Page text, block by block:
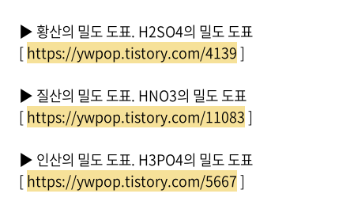
▶ 황산의 밀도 도표. H2SO4의 밀도 도표
[https://ywpop.tistory.com/4139]
▶ 질산의 밀도 도표. HNO3의 밀도 도표
[https://ywpop.tistory.com/11083]
▶ 인산의 밀도 도표. H3PO4의 밀도 도표
[https://ywpop.tistory.com/5667]